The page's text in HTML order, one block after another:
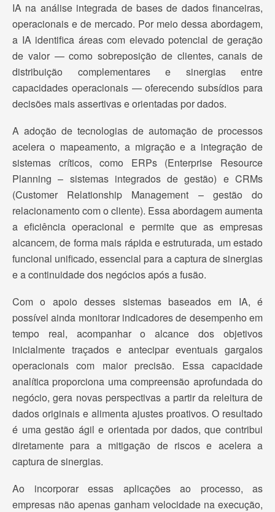
IA na análise integrada de bases de dados financeiras,
operacionais e de mercado. Por meio dessa abordagem,
a IA identifica áreas com elevado potencial de geração
de valor — como sobreposição de clientes, canais de
distribuição complementares e sinergias entre
capacidades operacionais — oferecendo subsídios para
decisões mais assertivas e orientadas por dados.
A adoção de tecnologias de automação de processos
acelera o mapeamento, a migração e a integração de
sistemas críticos, como ERPs (Enterprise Resource
Planning – sistemas integrados de gestão) e CRMs
(Customer Relationship Management – gestão do
relacionamento com o cliente). Essa abordagem aumenta
a eficiência operacional e permite que as empresas
alcancem, de forma mais rápida e estruturada, um estado
funcional unificado, essencial para a captura de sinergias
e a continuidade dos negócios após a fusão.
Com o apoio desses sistemas baseados em IA, é
possível ainda monitorar indicadores de desempenho em
tempo real, acompanhar o alcance dos objetivos
inicialmente traçados e antecipar eventuais gargalos
operacionais com maior precisão. Essa capacidade
analítica proporciona uma compreensão aprofundada do
negócio, gera novas perspectivas a partir da releitura de
dados originais e alimenta ajustes proativos. O resultado
é uma gestão ágil e orientada por dados, que contribui
diretamente para a mitigação de riscos e acelera a
captura de sinergias.
Ao incorporar essas aplicações ao processo, as
empresas não apenas ganham velocidade na execução,